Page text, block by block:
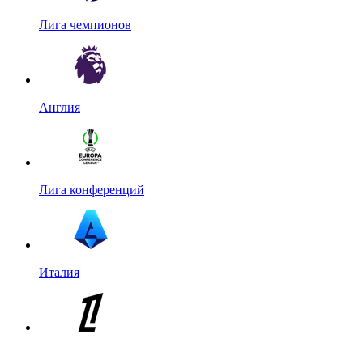
Лига чемпионов
Англия
Лига конференций
Италия